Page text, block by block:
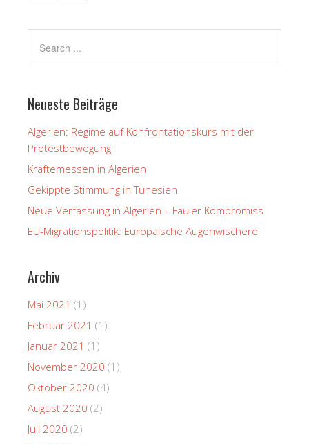
Neueste Beiträge
Algerien: Regime auf Konfrontationskurs mit der
Protestbewegung
Kräftemessen in Algerien
Gekippte Stimmung in Tunesien
Neue Verfassung in Algerien – Fauler Kompromiss
EU-Migrationspolitik: Europäische Augenwischerei
Archiv
Mai 2021 (1)
Februar 2021 (1)
Januar 2021 (1)
November 2020 (1)
Oktober 2020 (4)
August 2020 (2)
Juli 2020 (2)